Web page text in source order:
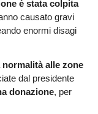
è stata colpita
causato gravi
enormi disagi
alle zone
dal presidente
donazione, per